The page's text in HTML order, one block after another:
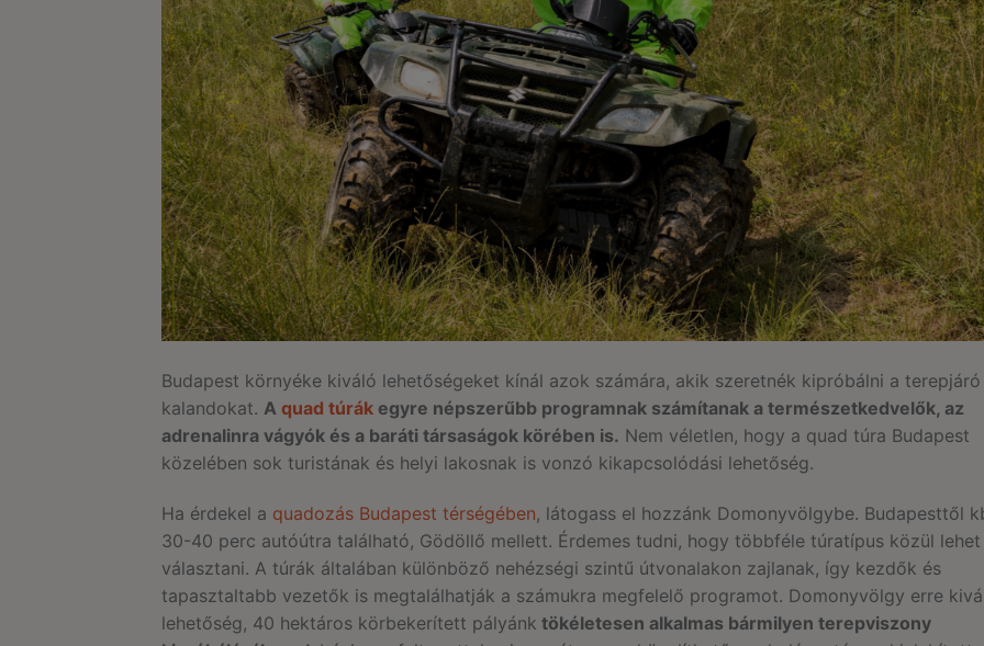
Budapest környéke kiváló lehetőségeket kínál azok számára, akik szeretnék kipróbálni a terepjáró
kalandokat. A quad túrák egyre népszerűbb programnak számítanak a természetkedvelők, az
adrenalinra vágyók és a baráti társaságok körében is. Nem véletlen, hogy a quad túra Budapest
közelében sok turistának és helyi lakosnak is vonzó kikapcsolódási lehetőség.
Ha érdekel a quadozás Budapest térségében, látogass el hozzánk Domonyvölgybe. Budapesttől
30-40 perc autóútra található, Gödöllő mellett. Érdemes tudni, hogy többféle túratípus közül lehet
választani. A túrák általában különböző nehézségi szintű útvonalakon zajlanak, így kezdők és
tapasztaltabb vezetők is megtalálhatják a számukra megfelelő programot. Domonyvölgy erre
lehetőség, 40 hektáros körbekerített pályánk tökéletesen alkalmas bármilyen terepviszony